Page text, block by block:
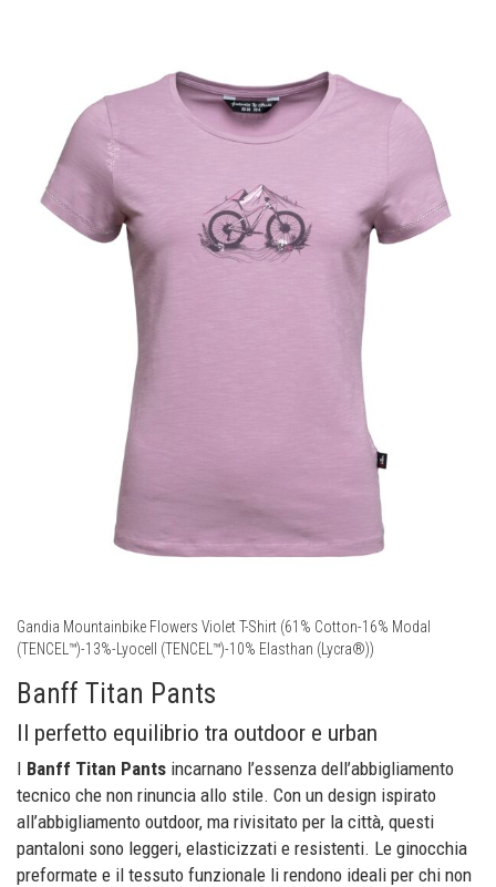
Gandia Mountainbike Flowers Violet T-Shirt (61% Cotton-16% Modal
(TENCEL™)-13%-Lyocell (TENCEL™)-10% Elasthan (Lycra®))
Banff Titan Pants
Il perfetto equilibrio tra outdoor e urban
I Banff Titan Pants incarnano l’essenza dell’abbigliamento
tecnico che non rinuncia allo stile. Con un design ispirato
all’abbigliamento outdoor, ma rivisitato per la città, questi
pantaloni sono leggeri, elasticizzati e resistenti. Le ginocchia
preformate e il tessuto funzionale li rendono ideali per chi non